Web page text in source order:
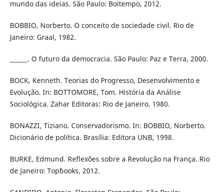
mundo das ideias. São Paulo: Boitempo, 2012.
BOBBIO, Norberto. O conceito de sociedade civil. Rio de
Janeiro: Graal, 1982.
______. O futuro da democracia. São Paulo: Paz e Terra, 2000.
BOCK, Kenneth. Teorias do Progresso, Desenvolvimento e
Evolução. In: BOTTOMORE, Tom. História da Análise
Sociológica. Zahar Editoras: Rio de Janeiro, 1980.
BONAZZI, Tiziano. Conservadorismo. In: BOBBIO, Norberto.
Dicionário de política. Brasília: Editora UNB, 1998.
BURKE, Edmund. Reflexões sobre a Revolução na França. Rio
de Janeiro: Top´books, 2012.